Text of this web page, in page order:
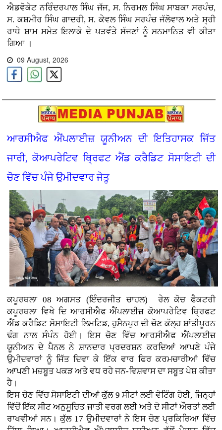
ਐਡਵੋਕੇਟ ਨਰਿੰਦਰਪਾਲ ਸਿੰਘ ਜੱਜ, ਸ. ਨਿਰਮਲ ਸਿੰਘ ਸਾਬਕਾ ਸਰਪੰਚ,
ਸ. ਕਸ਼ਮੀਰ ਸਿੰਘ ਗਾਦਰੀ, ਸ. ਕੇਵਲ ਸਿੰਘ ਸਰਪੰਚ ਜੱਲੋਵਾਲ ਅਤੇ ਸ੍ਰੀ
ਰਾਧੇ ਸ਼ਾਮ ਸਮੇਤ ਇਲਾਕੇ ਦੇ ਪਤਵੰਤੇ ਸੱਜਣਾਂ ਨੂੰ ਸਨਮਾਨਿਤ ਵੀ ਕੀਤਾ
ਗਿਆ ।
09 August, 2026
ਆਰਸੀਐਫ ਐਂਪਲਾਈਜ਼ ਯੂਨੀਅਨ ਦੀ ਇਤਿਹਾਸਕ ਜਿੱਤ
ਜਾਰੀ, ਕੋਆਪਰੇਟਿਵ ਥ੍ਰਿਫਟ ਐਂਡ ਕਰੈਡਿਟ ਸੋਸਾਇਟੀ ਦੀ
ਚੋਣ ਵਿੱਚ ਪੰਜੇ ਉਮੀਦਵਾਰ ਜੇਤੂ
ਕਪੂਰਥਲਾ 08 ਅਗਸਤ (ਇੰਦਰਜੀਤ ਚਾਹਲ)
ਰੇਲ ਕੋਚ ਫੈਕਟਰੀ
ਕਪੂਰਥਲਾ ਵਿਖੇ ਦਿ ਆਰਸੀਐਫ ਐਂਪਲਾਈਜ਼ ਕੋਆਪਰੇਟਿਵ ਥ੍ਰਿਫਟ
ਐਂਡ ਕਰੈਡਿਟ ਸੋਸਾਇਟੀ ਲਿਮਟਿਡ, ਹੁਸੈਨਪੁਰ ਦੀ ਚੋਣ ਕੱਲ੍ਹ ਸ਼ਾਂਤੀਪੂਰਨ
ਢੰਗ ਨਾਲ ਸੰਪੰਨ ਹੋਈ। ਇਸ ਚੋਣ ਵਿੱਚ ਆਰਸੀਐਫ ਐਂਪਲਾਈਜ਼
ਯੂਨੀਅਨ ਦੇ ਪੈਨਲ ਨੇ ਸ਼ਾਨਦਾਰ ਪ੍ਰਦਰਸ਼ਨ ਕਰਦਿਆਂ ਆਪਣੇ ਪੰਜੇ
ਉਮੀਦਵਾਰਾਂ ਨੂੰ ਜਿੱਤ ਦਿਵਾ ਕੇ ਇੱਕ ਵਾਰ ਫਿਰ ਕਰਮਚਾਰੀਆਂ ਵਿੱਚ
ਆਪਣੀ ਮਜ਼ਬੂਤ ਪਕੜ ਅਤੇ ਵਧ ਰਹੇ ਜਨ-ਵਿਸ਼ਵਾਸ ਦਾ ਸਬੂਤ ਪੇਸ਼ ਕੀਤਾ
ਹੈ।
ਇਸ ਚੋਣ ਵਿੱਚ ਸੋਸਾਇਟੀ ਦੀਆਂ ਕੁੱਲ 9 ਸੀਟਾਂ ਲਈ ਵੋਟਿੰਗ ਹੋਈ, ਜਿਨ੍ਹਾਂ
ਵਿੱਚੋਂ ਇੱਕ ਸੀਟ ਅਨੁਸੂਚਿਤ ਜਾਤੀ ਵਰਗ ਲਈ ਅਤੇ ਦੋ ਸੀਟਾਂ ਔਰਤਾਂ ਲਈ
ਰਾਖਵੀਆਂ ਸਨ। ਕੁੱਲ 17 ਉਮੀਦਵਾਰਾਂ ਨੇ ਇਸ ਚੋਣ ਪ੍ਰਕਿਰਿਆ ਵਿੱਚ